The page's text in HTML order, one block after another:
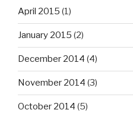
April 2015 (1)
January 2015 (2)
December 2014 (4)
November 2014 (3)
October 2014 (5)